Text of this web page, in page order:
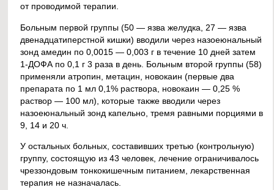
от проводимой терапии.
Больным первой группы (50 — язва желудка, 27 — язва
двенадцатиперстной кишки) вводили через назоеюнальный
зонд амедин по 0,0015 — 0,003 г в течение 10 дней затем
1-ДОФА по 0,1 г 3 раза в день. Больным второй группы (58)
применяли атропин, метацин, новокаин (первые два
препарата по 1 мл 0,1% раствора, новокаин — 0,25 %
раствор — 100 мл), которые также вводили через
назоеюнальный зонд капельно, тремя равными порциями в
9, 14 и 20 ч.
У остальных больных, составивших третью (контрольную)
группу, состоящую из 43 человек, лечение ограничивалось
чреззондовым тонкокишечным питанием, лекарственная
терапия не назначалась.